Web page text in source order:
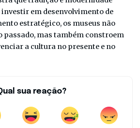
em desenvolvimento de
estratégico, os museus não
passado, mas também constroem
a cultura no presente e no
sua reação?